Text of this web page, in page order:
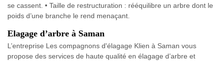
se cassent. • Taille de restructuration : rééquilibre un arbre dont le
poids d’une branche le rend menaçant.
Elagage d’arbre à Saman
L’entreprise Les compagnons d'élagage Klien à Saman vous
propose des services de haute qualité en élagage d’arbre et